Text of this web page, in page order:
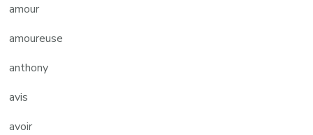
amour
amoureuse
anthony
avis
avoir